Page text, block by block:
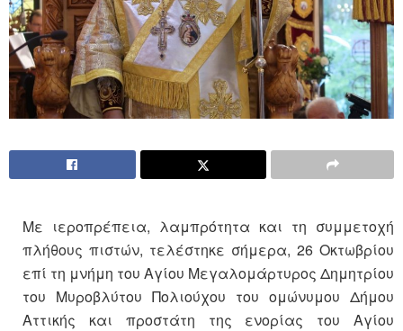
Με ιεροπρέπεια, λαμπρότητα και τη συμμετοχή
πλήθους πιστών, τελέστηκε σήμερα, 26 Οκτωβρίου
επί τη μνήμη του Αγίου Μεγαλομάρτυρος Δημητρίου
του Μυροβλύτου Πολιούχου του ομώνυμου Δήμου
Αττικής και προστάτη της ενορίας του Αγίου